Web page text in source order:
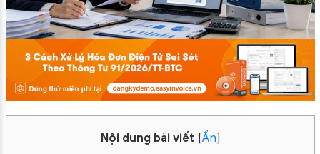
Nội dung bài viết [Ẩn]